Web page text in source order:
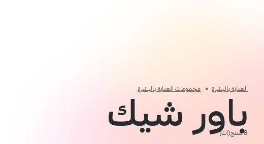
العناية بالبشرة مجموعات العناية بالبشرة
باور شيك8 منتج(ات)